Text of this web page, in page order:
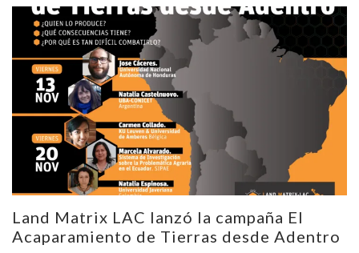
Land Matrix LAC lanzó la campaña El
Acaparamiento de Tierras desde Adentro